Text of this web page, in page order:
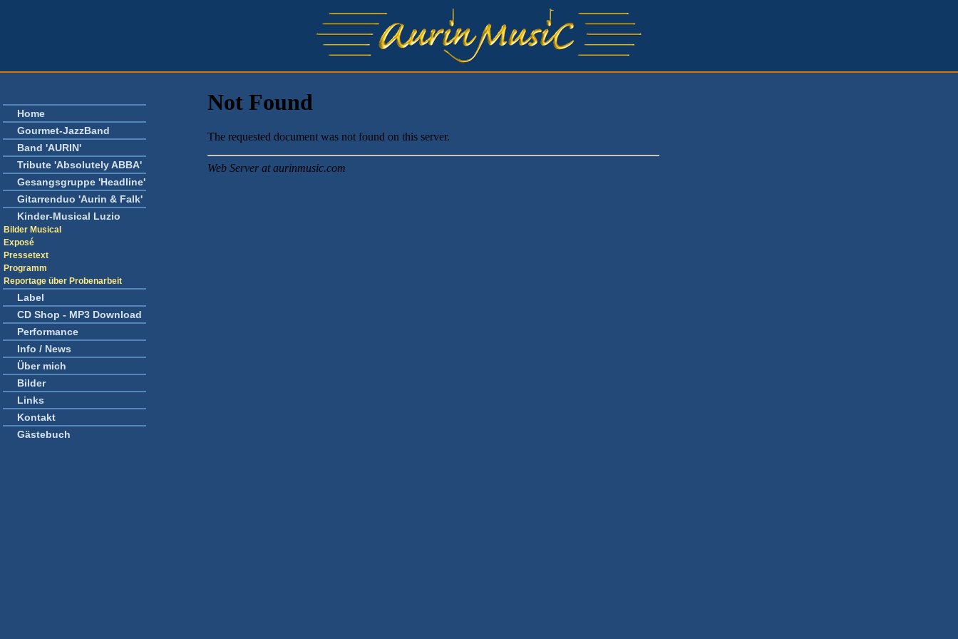
Home
Gourmet-JazzBand
Band 'AURIN'
Tribute 'Absolutely ABBA'
Gesangsgruppe 'Headline'
Gitarrenduo 'Aurin & Falk'
Kinder-Musical Luzio
Bilder Musical
Exposé
Pressetext
Programm
Reportage über Probenarbeit
Label
CD Shop - MP3 Download
Performance
Info / News
Über mich
Bilder
Links
Kontakt
Gästebuch